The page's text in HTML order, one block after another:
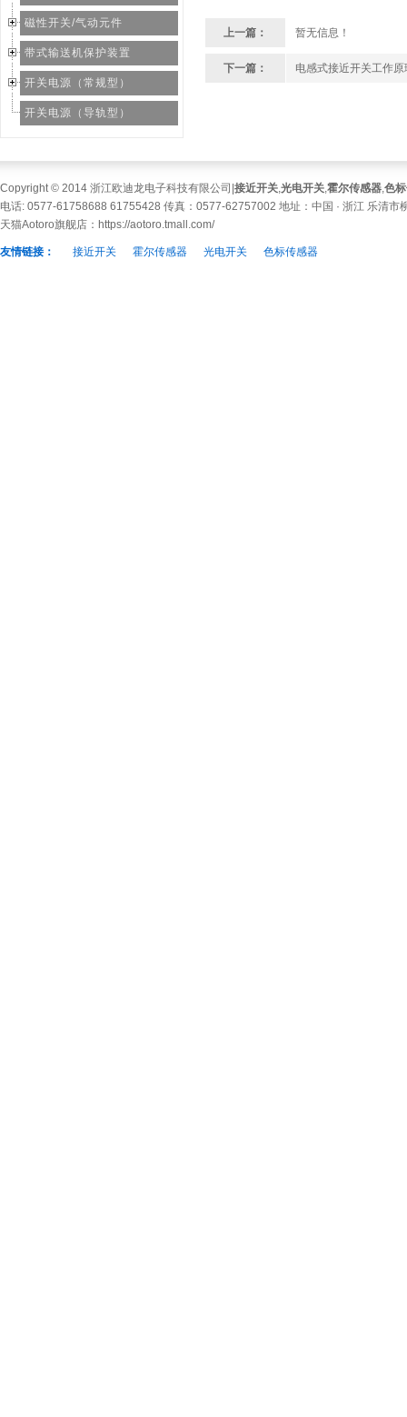
磁性开关/气动元件
带式输送机保护装置
开关电源（常规型）
开关电源（导轨型）
上一篇： 暂无信息！
下一篇： 电感式接近开关工作原
Copyright © 2014 浙江欧迪龙电子科技有限公司| 接近开关,光电开关,霍尔传感器,色
电话: 0577-61758688 61755428 传真：0577-62757002 地址：中国 · 浙江 乐清市
天猫Aotoro旗舰店： https://aotoro.tmall.com/
友情链接： 接近开关 霍尔传感器 光电开关 色标传感器